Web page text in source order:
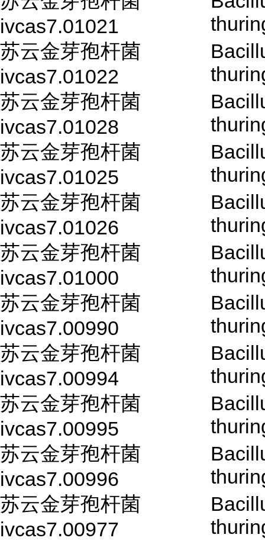
ivcas7.01021
苏云金芽孢杆菌
ivcas7.01022
苏云金芽孢杆菌
ivcas7.01028
苏云金芽孢杆菌
ivcas7.01025
苏云金芽孢杆菌
ivcas7.01026
苏云金芽孢杆菌
ivcas7.01000
苏云金芽孢杆菌
ivcas7.00990
苏云金芽孢杆菌
ivcas7.00994
苏云金芽孢杆菌
ivcas7.00995
苏云金芽孢杆菌
ivcas7.00996
苏云金芽孢杆菌
ivcas7.00977